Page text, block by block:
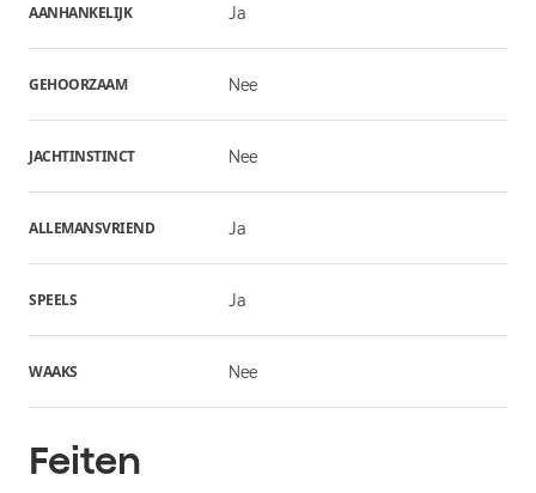
AANHANKELIJK Ja
GEHOORZAAM Nee
JACHTINSTINCT Nee
ALLEMANSVRIEND Ja
SPEELS Ja
WAAKS Nee
Feiten